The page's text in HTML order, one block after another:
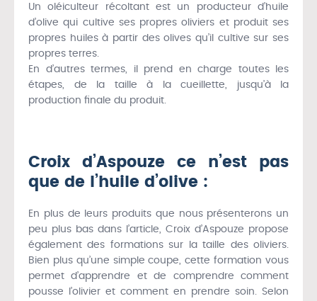
Un oléiculteur récoltant est un producteur d’huile
d’olive qui cultive ses propres oliviers et produit ses
propres huiles à partir des olives qu’il cultive sur ses
propres terres.
En d’autres termes, il prend en charge toutes les
étapes, de la taille à la cueillette, jusqu’à la
production finale du produit.
Croix d’Aspouze ce n’est pas
que de l’huile d’olive :
En plus de leurs produits que nous présenterons un
peu plus bas dans l’article, Croix d’Aspouze propose
également des formations sur la taille des oliviers.
Bien plus qu’une simple coupe, cette formation vous
permet d’apprendre et de comprendre comment
pousse l’olivier et comment en prendre soin. Selon